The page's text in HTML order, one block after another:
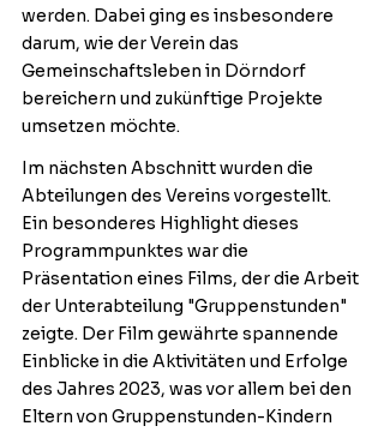
werden. Dabei ging es insbesondere
darum, wie der Verein das
Gemeinschaftsleben in Dörndorf
bereichern und zukünftige Projekte
umsetzen möchte.
Im nächsten Abschnitt wurden die
Abteilungen des Vereins vorgestellt.
Ein besonderes Highlight dieses
Programmpunktes war die
Präsentation eines Films, der die Arbeit
der Unterabteilung "Gruppenstunden"
zeigte. Der Film gewährte spannende
Einblicke in die Aktivitäten und Erfolge
des Jahres 2023, was vor allem bei den
Eltern von Gruppenstunden-Kindern